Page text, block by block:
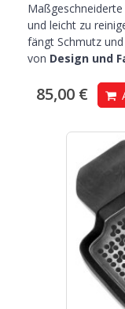
Maßgeschneiderte
und leicht zu
fängt Schmutz
von Design und
85,00 €